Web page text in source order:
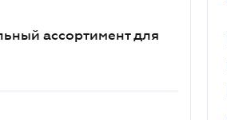
ассортимент для